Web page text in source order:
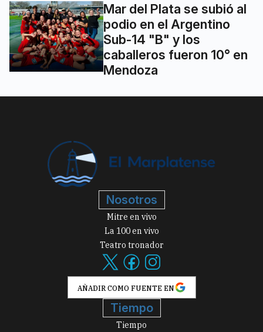
Mar del Plata se subió al
podio en el Argentino
Sub-14 "B" y los
caballeros fueron 10° en
Mendoza
Nosotros
Mitre en vivo
La 100 en vivo
Teatro tronador
AÑADIR COMO FUENTE EN
Tiempo
Tiempo